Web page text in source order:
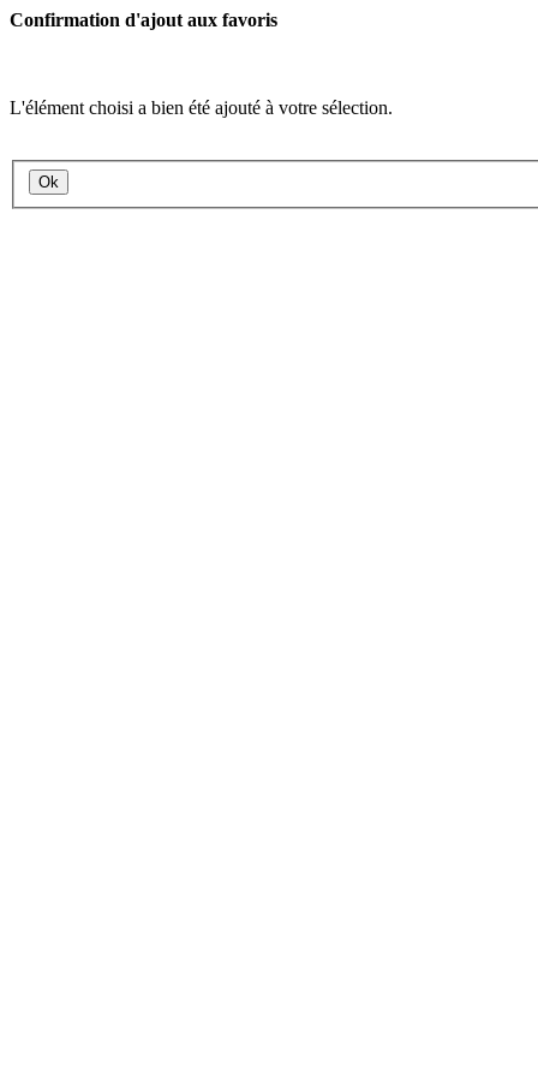
Confirmation d'ajout aux favoris
L'élément choisi a bien été ajouté à votre sélection.